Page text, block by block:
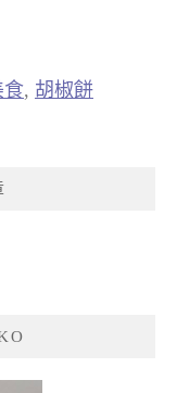
食, 胡椒餅